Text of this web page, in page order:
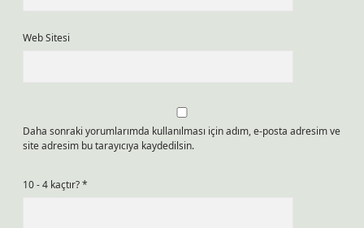
Web Sitesi
Daha sonraki yorumlarımda kullanılması için adım, e-posta adresim ve
site adresim bu tarayıcıya kaydedilsin.
10 - 4 kaçtır?*